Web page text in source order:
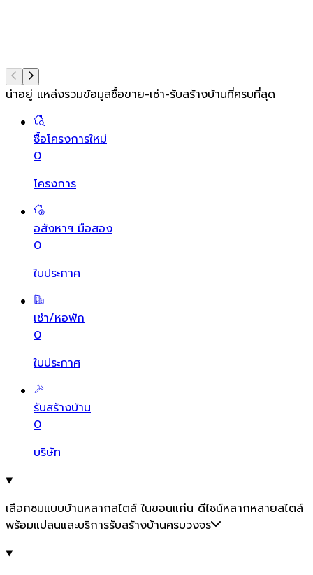
น่าอยู่ แหล่งรวมข้อมูลซื้อขาย-เช่า-รับสร้างบ้านที่ครบที่สุด
ซื้อโครงการใหม่
0
โครงการ
อสังหาฯ มือสอง
0
ใบประกาศ
เช่า/หอพัก
0
ใบประกาศ
รับสร้างบ้าน
0
บริษัท
เลือกชมแบบบ้านหลากสไตล์ ในขอนแก่น ดีไซน์หลากหลายสไตล์
พร้อมแปลนและบริการรับสร้างบ้านครบวงจร